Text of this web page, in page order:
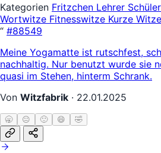
Kategorien Fritzchen Lehrer Schüler
Wortwitze Fitnesswitze Kurze Witze
“ #88549
Meine Yogamatte ist rutschfest,
nachhaltig. Nur benutzt wurde sie
quasi im Stehen, hinterm Schrank.
Von Witzfabrik · 22.01.2025
🥱 😐 🙂 😄 🤣